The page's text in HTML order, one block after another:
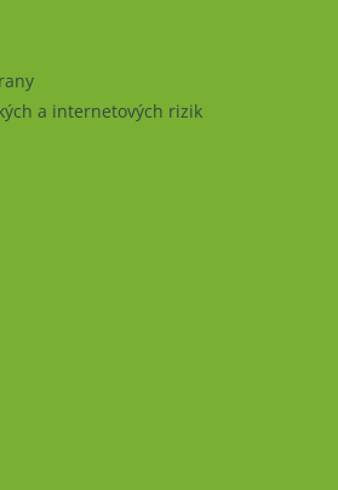
a internetových rizik